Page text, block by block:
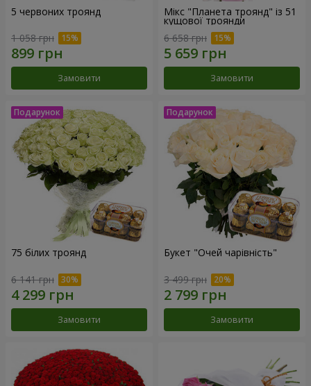
5 червоних троянд
1 058 грн
Замовити
Мікс "Планета троянд" із 51
кущової троянди
6 658 грн
Замовити
75 білих троянд
6 141 грн
Замовити
Букет "Очей чарівність"
3 499 грн
Замовити